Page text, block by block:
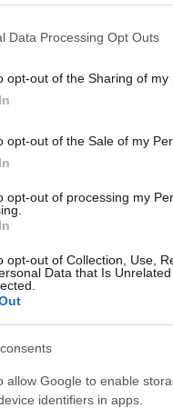
Data Processing Opt Outs
opt-out of the Sharing of my
opt-out of the Sale of my
opt-out of processing my
opt-out of Collection, Use,
Data that Is
allow Google to enable
identifiers in apps.
Kritika
névjegyét.
közt Oscarra
ki magát
is magára